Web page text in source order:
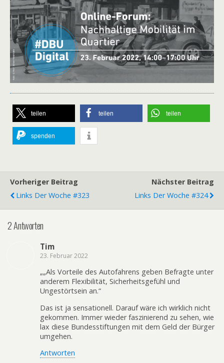
teilen teilen teilen
spenden
Vorheriger Beitrag
Links Der Woche #323
Nächster Beitrag
Links Der Woche #324
2 Antworten
Tim
23. Februar 2022
„„Als Vorteile des Autofahrens geben Befragte unter
anderem Flexibilität, Sicherheitsgefühl und
Ungestörtsein an.“
Das ist ja sensationell. Darauf wäre ich wirklich nicht
gekommen. Immer wieder faszinierend zu sehen, wie
lax diese Bundesstiftungen mit dem Geld der Bürger
umgehen.
Antworten